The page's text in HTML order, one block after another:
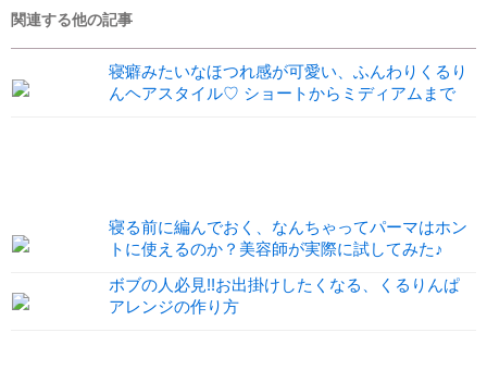
関連する他の記事
寝癖みたいなほつれ感が可愛い、ふんわりくるり
んヘアスタイル♡ ショートからミディアムまで
寝る前に編んでおく、なんちゃってパーマはホン
トに使えるのか？美容師が実際に試してみた♪
ボブの人必見!!お出掛けしたくなる、くるりんぱ
アレンジの作り方